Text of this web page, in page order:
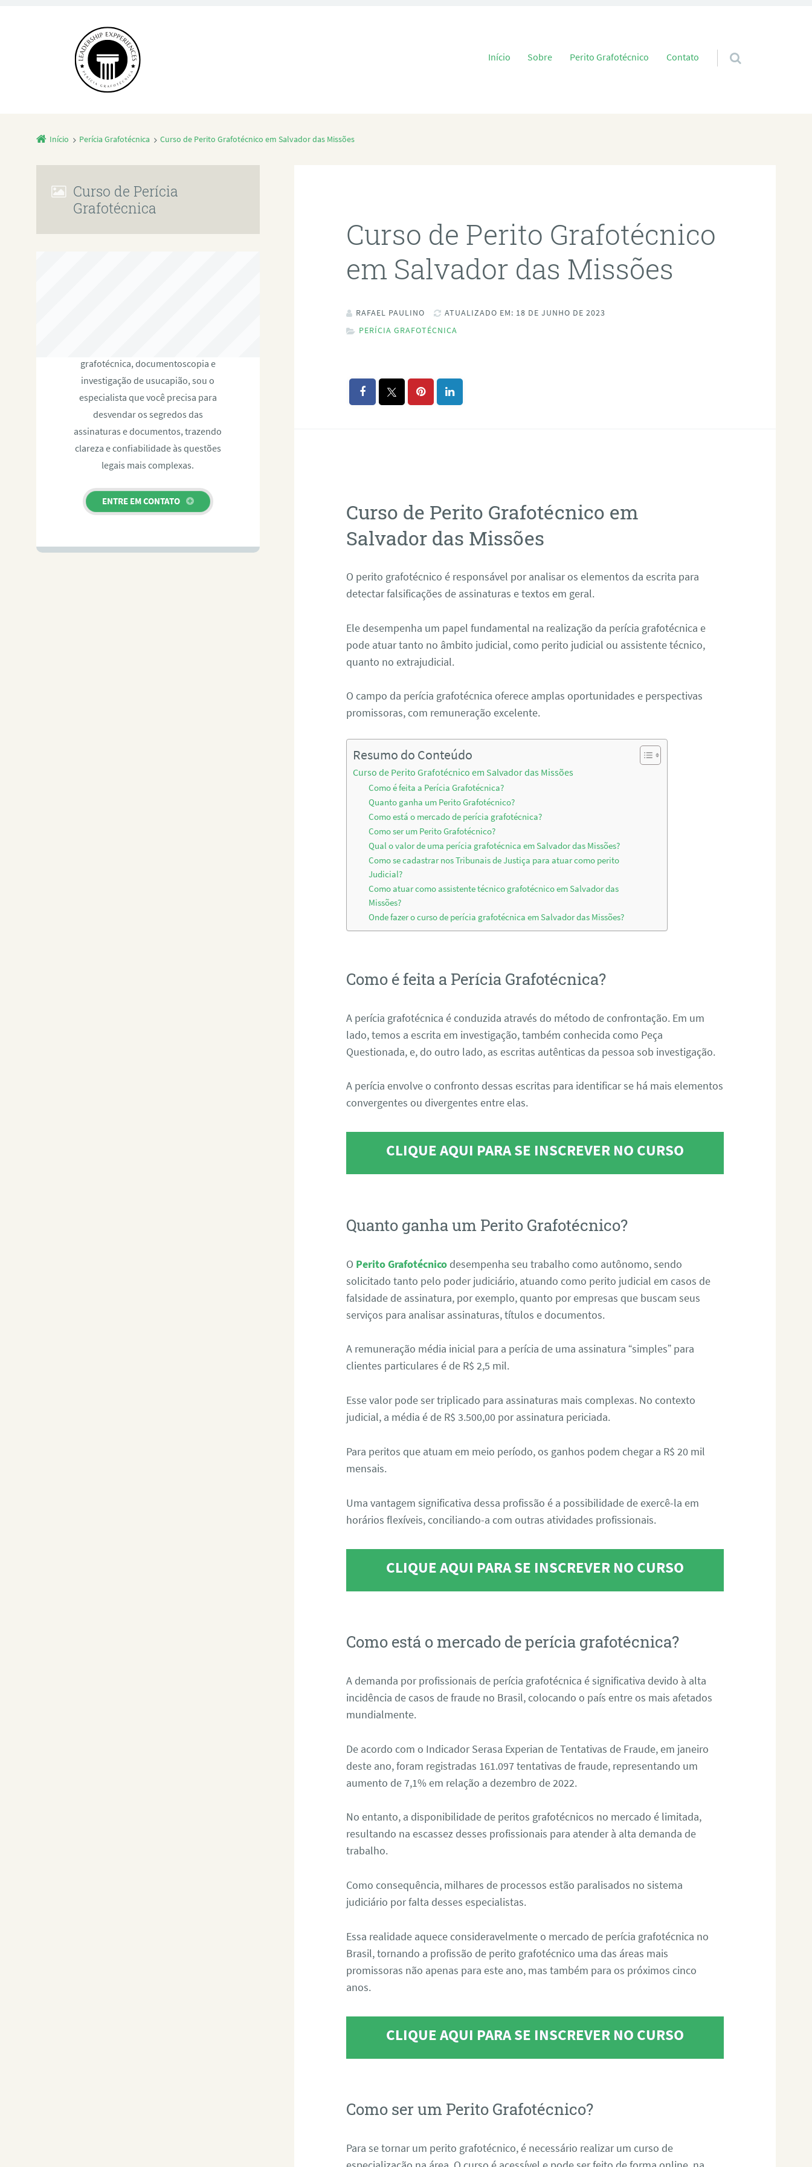
Pular para o conteúdo
Início Sobre Perito Grafotécnico Contato
Início Perícia Grafotécnica Curso de Perito Grafotécnico em Salvador das Missões
Curso de Perito Grafotécnico
em Salvador das Missões
RAFAEL PAULINO
ATUALIZADO EM: 18 DE JUNHO DE 2023
PERÍCIA GRAFOTÉCNICA
Curso de Perito Grafotécnico em
Salvador das Missões
O perito grafotécnico é responsável por analisar os elementos da escrita para
detectar falsificações de assinaturas e textos em geral.
Ele desempenha um papel fundamental na realização da perícia grafotécnica e
pode atuar tanto no âmbito judicial, como perito judicial ou assistente técnico,
quanto no extrajudicial.
O campo da perícia grafotécnica oferece amplas oportunidades e perspectivas
promissoras, com remuneração excelente.
Resumo do Conteúdo
Curso de Perito Grafotécnico em Salvador das Missões
Como é feita a Perícia Grafotécnica?
Quanto ganha um Perito Grafotécnico?
Como está o mercado de perícia grafotécnica?
Como ser um Perito Grafotécnico?
Qual o valor de uma perícia grafotécnica em Salvador das Missões?
Como se cadastrar nos Tribunais de Justiça para atuar como perito
Judicial?
Como atuar como assistente técnico grafotécnico em Salvador das
Missões?
Onde fazer o curso de perícia grafotécnica em Salvador das Missões?
Como é feita a Perícia Grafotécnica?
A perícia grafotécnica é conduzida através do método de confrontação. Em um
lado, temos a escrita em investigação, também conhecida como Peça
Questionada, e, do outro lado, as escritas autênticas da pessoa sob investigação.
A perícia envolve o confronto dessas escritas para identificar se há mais elementos
convergentes ou divergentes entre elas.
CLIQUE AQUI PARA SE INSCREVER NO CURSO
Quanto ganha um Perito Grafotécnico?
O Perito Grafotécnico desempenha seu trabalho como autônomo, sendo
solicitado tanto pelo poder judiciário, atuando como perito judicial em casos de
falsidade de assinatura, por exemplo, quanto por empresas que buscam seus
serviços para analisar assinaturas, títulos e documentos.
A remuneração média inicial para a perícia de uma assinatura “simples” para
clientes particulares é de R$ 2,5 mil.
Esse valor pode ser triplicado para assinaturas mais complexas. No contexto
judicial, a média é de R$ 3.500,00 por assinatura periciada.
Para peritos que atuam em meio período, os ganhos podem chegar a R$ 20 mil
mensais.
Uma vantagem significativa dessa profissão é a possibilidade de exercê-la em
horários flexíveis, conciliando-a com outras atividades profissionais.
CLIQUE AQUI PARA SE INSCREVER NO CURSO
Como está o mercado de perícia grafotécnica?
A demanda por profissionais de perícia grafotécnica é significativa devido à alta
incidência de casos de fraude no Brasil, colocando o país entre os mais afetados
mundialmente.
De acordo com o Indicador Serasa Experian de Tentativas de Fraude, em janeiro
deste ano, foram registradas 161.097 tentativas de fraude, representando um
aumento de 7,1% em relação a dezembro de 2022.
No entanto, a disponibilidade de peritos grafotécnicos no mercado é limitada,
resultando na escassez desses profissionais para atender à alta demanda de
trabalho.
Como consequência, milhares de processos estão paralisados no sistema
judiciário por falta desses especialistas.
Essa realidade aquece consideravelmente o mercado de perícia grafotécnica no
Brasil, tornando a profissão de perito grafotécnico uma das áreas mais
promissoras não apenas para este ano, mas também para os próximos cinco
anos.
CLIQUE AQUI PARA SE INSCREVER NO CURSO
Como ser um Perito Grafotécnico?
Para se tornar um perito grafotécnico, é necessário realizar um curso de
Curso de Perícia
Grafotécnica
grafotécnica, documentoscopia e
investigação de usucapião, sou o
especialista que você precisa para
desvendar os segredos das
assinaturas e documentos, trazendo
clareza e confiabilidade às questões
legais mais complexas.
ENTRE EM CONTATO